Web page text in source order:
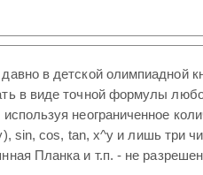
в детской олимпиадной
в виде точной формулы
используя неограниченное
sin, cos, tan, x^y и лишь три
Планка и т.п. - не